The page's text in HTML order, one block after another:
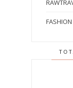
FASHION